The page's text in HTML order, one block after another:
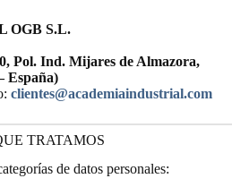
OGB S.L.
Pol. Ind. Mijares de Almazora,
España)
clientes@academiaindustrial.com
TRATAMOS
de datos personales: